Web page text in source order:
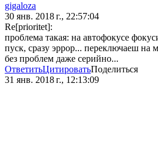
gigaloza
30 янв. 2018 г., 22:57:04
Re[prioritet]:
проблема такая: на автофокусе
пуск, сразу эррор... переключаеш на
без проблем даже серийно...
ОтветитьЦитироватьПоделиться
31 янв. 2018 г., 12:13:09